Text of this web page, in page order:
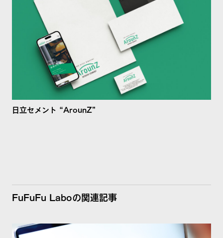
日立セメント “ArounZ”
FuFuFu Laboの関連記事